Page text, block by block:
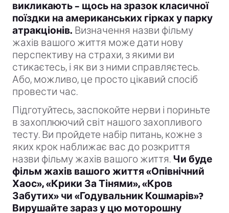
викликають – щось на зразок класичної
поїздки на американських гірках у парку
атракціонів. Визначення назви фільму
жахів вашого життя може дати нову
перспективу на страхи, з якими ви
стикаєтесь, і як ви з ними справляєтесь.
Або, можливо, це просто цікавий спосіб
провести час.
Підготуйтесь, заспокойте нерви і пориньте
в захоплюючий світ нашого захопливого
тесту. Ви пройдете набір питань, кожне з
яких крок наближає вас до розкриття
назви фільму жахів вашого життя. Чи буде
фільм жахів вашого життя «Опівнічний
Хаос», «Крики За Тінями», «Кров
Забутих» чи «Годувальник Кошмарів»?
Вирушайте зараз у цю моторошну